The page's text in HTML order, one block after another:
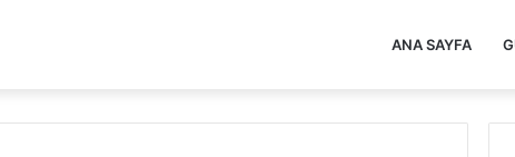
ANA SAYFA